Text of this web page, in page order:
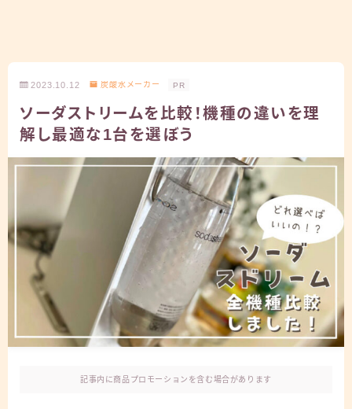
2023.10.12 炭酸水メーカー PR
ソーダストリームを比較！機種の違いを理
解し最適な1台を選ぼう
記事内に商品プロモーションを含む場合があります